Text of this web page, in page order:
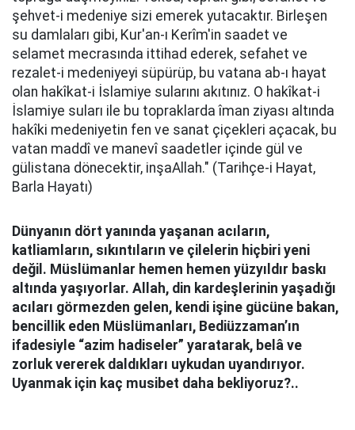
şehvet-i medeniye sizi emerek yutacaktır. Birleşen
su damlaları gibi, Kur'an-ı Kerîm'in saadet ve
selamet mecrasında ittihad ederek, sefahet ve
rezalet-i medeniyeyi süpürüp, bu vatana ab-ı hayat
olan hakîkat-i İslamiye sularını akıtınız. O hakîkat-i
İslamiye suları ile bu topraklarda îman ziyası altında
hakîki medeniyetin fen ve sanat çiçekleri açacak, bu
vatan maddî ve manevî saadetler içinde gül ve
gülistana dönecektir, inşaAllah." (Tarihçe-i Hayat,
Barla Hayatı)
Dünyanın dört yanında yaşanan acıların,
katliamların, sıkıntıların ve çilelerin hiçbiri yeni
değil. Müslümanlar hemen hemen yüzyıldır baskı
altında yaşıyorlar. Allah, din kardeşlerinin yaşadığı
acıları görmezden gelen, kendi işine gücüne bakan,
bencillik eden Müslümanları, Bediüzzaman’ın
ifadesiyle “azim hadiseler” yaratarak, belâ ve
zorluk vererek daldıkları uykudan uyandırıyor.
Uyanmak için kaç musibet daha bekliyoruz?..